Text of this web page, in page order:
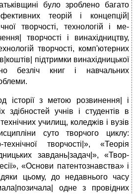
було зроблено багато
теорій і кон­цепцій|
творчості, технологій і ме­
творчості і винахідництву,
творчості, комп'ютерних
підтримки винахідницької
безліч книг і навчальних
історії з метою розвинення| і
здібностей учнів і студентів в
училищ, коледжів і вузів
суто творчого циклу:
творчості|», «Теорія
завдань|задач|», «Твор­
«Основи патентознавства» і
цьому, до недавнього часу
одне з провідних